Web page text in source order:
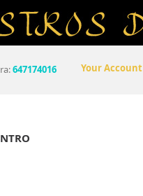
Your Account
647174016